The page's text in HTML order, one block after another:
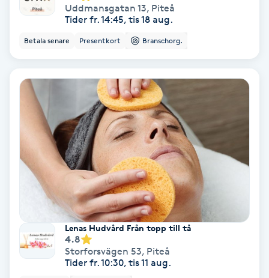
Fotmassage
Fotvård
Fransborttagning
Fransfärgning
Fransförlängning
Fransförlängning Megavolym
Uddmansgatan 13, Piteå
Tider fr. 14:45, tis 18 aug.
Betala senare Presentkort Branschorg.
Lenas Hudvård Från topp till tå
4.8
Storforsvägen 53, Piteå
Tider fr. 10:30, tis 11 aug.